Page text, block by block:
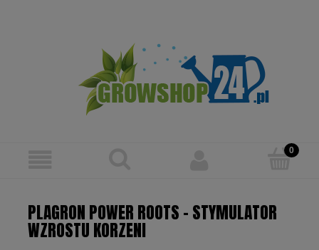
PLAGRON POWER ROOTS - STYMULATOR
WZROSTU KORZENI